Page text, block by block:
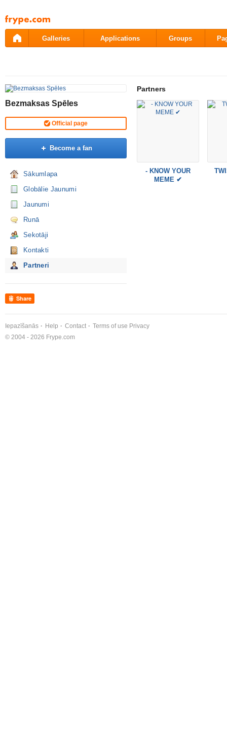
Pāriet
uz
saturu
Galleries Applications Groups
Bezmaksas Spēles
Official page
Become a fan
Sākumlapa
Globālie Jaunumi
Jaunumi
Runā
Sekotāji
Kontakti
Partneri
Share
Partners
- KNOW YOUR
MEME ✔
Iepazīšanās Help Contact Terms of use Privacy
© 2004 - 2026 Frype.com